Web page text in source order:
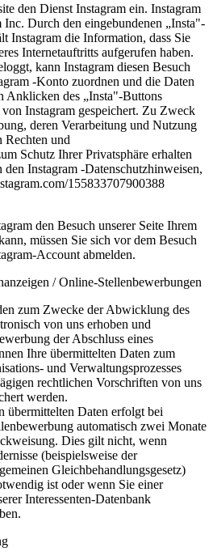
den Dienst Instagram ein. Instagram
Inc. Durch den eingebundenen „Insta"-
Instagram die Information, dass Sie
Internetauftritts aufgerufen haben.
kann Instagram diesen Besuch
-Konto zuordnen und die Daten
Anklicken des „Insta"-Buttons
Instagram gespeichert. Zu Zweck
deren Verarbeitung und Nutzung
Rechten und
Schutz Ihrer Privatsphäre erhalten
Instagram -Datenschutzhinweisen,
155833707900388
den Besuch unserer Seite Ihrem
müssen Sie sich vor dem Besuch
Account abmelden.
/ Online-Stellenbewerbungen
zum Zwecke der Abwicklung des
von uns erhoben und
der Abschluss eines
Ihre übermittelten Daten zum
und Verwaltungsprozesses
rechtlichen Vorschriften von uns
werden.
übermittelten Daten erfolgt bei
automatisch zwei Monate
Dies gilt nicht, wenn
(beispielsweise der
Gleichbehandlungsgesetz)
ist oder wenn Sie einer
Interessenten-Datenbank